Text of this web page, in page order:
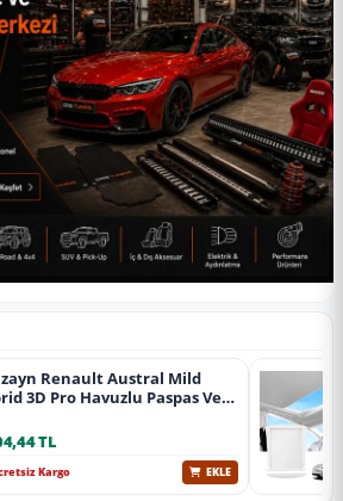
Renault Austral Mild
3D Pro Havuzlu Paspas Ve
A+ Kalite
TL
Kargo EKLE